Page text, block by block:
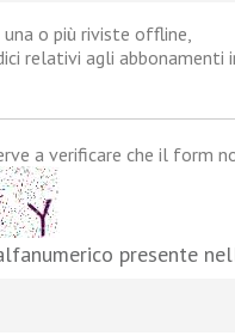
o più riviste offline,
relativi agli abbonamenti
a verificare che il form
presente